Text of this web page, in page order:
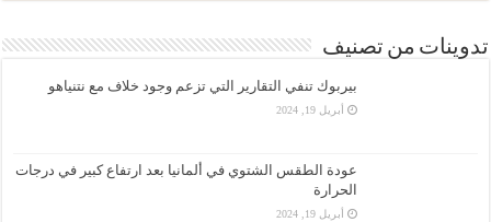
تدوينات من تصنيف
بيربوك تنفي التقارير التي تزعم وجود خلاف مع نتنياهو
أبريل 19, 2024
عودة الطقس الشتوي في ألمانيا بعد ارتفاع كبير في درجات
الحرارة
أبريل 19, 2024